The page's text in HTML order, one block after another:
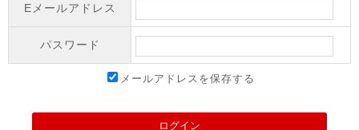
Eメールアドレス
パスワード
メールアドレスを保存する